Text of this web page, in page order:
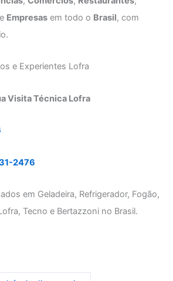
e Empresas em todo o Brasil, com
e Experientes Lofra
Visita Técnica Lofra
2476
em Geladeira, Refrigerador, Fogão,
Tecno e Bertazzoni no Brasil.